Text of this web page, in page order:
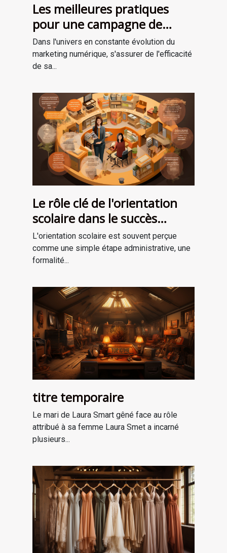
Les meilleures pratiques
pour une campagne de
marketing numérique
réussie
Dans l'univers en constante évolution du
marketing numérique, s'assurer de l'efficacité
de sa...
Le rôle clé de l'orientation
scolaire dans le succès
professionnel
L'orientation scolaire est souvent perçue
comme une simple étape administrative, une
formalité...
titre temporaire
Le mari de Laura Smart gêné face au rôle
attribué à sa femme Laura Smet a incarné
plusieurs...